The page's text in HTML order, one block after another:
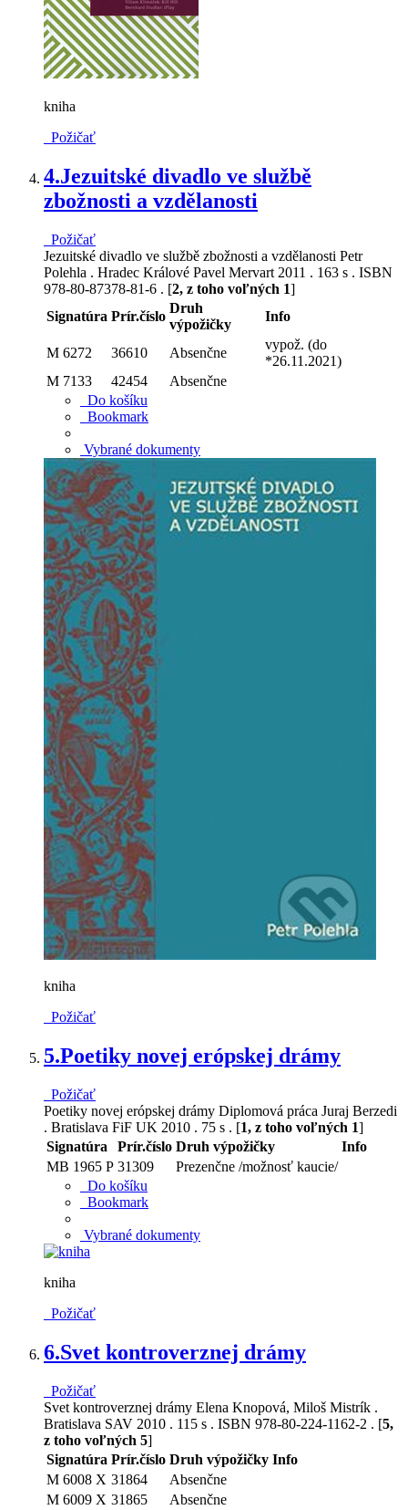
kniha
Požičať
4.Jezuitské divadlo ve službě
zbožnosti a vzdělanosti
Požičať
Jezuitské divadlo ve službě zbožnosti a vzdělanosti Petr
Polehla . Hradec Králové Pavel Mervart 2011 . 163 s . ISBN
978-80-87378-81-6 . [2, z toho voľných 1]
Signatúra Prír.číslo
Druh
výpožičky
Info
M 6272 36610 Absenčne
vypož. (do
*26.11.2021)
M 7133
42454
Absenčne
Do košíku
Bookmark
Vybrané dokumenty
kniha
Požičať
5.Poetiky novej erópskej drámy
Požičať
Poetiky novej erópskej drámy Diplomová práca Juraj Berzedi
. Bratislava FiF UK 2010 . 75 s . [1, z toho voľných 1]
Signatúra
Prír.číslo Druh výpožičky
Info
MB 1965 P 31309
Prezenčne /možnosť kaucie/
Do košíku
Bookmark
Vybrané dokumenty
kniha
Požičať
6.Svet kontroverznej drámy
Požičať
Svet kontroverznej drámy Elena Knopová, Miloš Mistrík .
Bratislava SAV 2010 . 115 s . ISBN 978-80-224-1162-2 . [5,
z toho voľných 5]
Signatúra Prír.číslo Druh výpožičky Info
M 6008 X 31864
Absenčne
M 6009 X 31865
Absenčne